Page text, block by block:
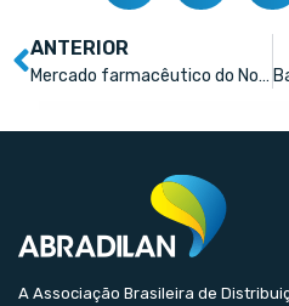
ANTERIOR
Mercado farmacêutico do Nordeste é o que mais cresce no Brasil
A Associação Brasileira de